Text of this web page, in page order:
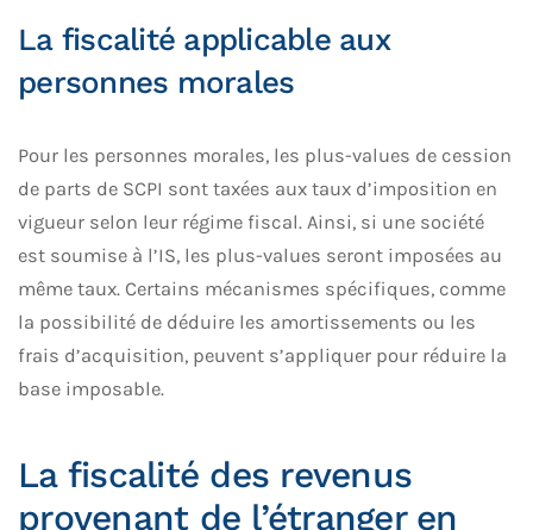
La fiscalité applicable aux
personnes morales
Pour les personnes morales, les plus-values de cession
de parts de SCPI sont taxées aux taux d’imposition en
vigueur selon leur régime fiscal. Ainsi, si une société
est soumise à l’IS, les plus-values seront imposées au
même taux. Certains mécanismes spécifiques, comme
la possibilité de déduire les amortissements ou les
frais d’acquisition, peuvent s’appliquer pour réduire la
base imposable.
La fiscalité des revenus
provenant de l’étranger en